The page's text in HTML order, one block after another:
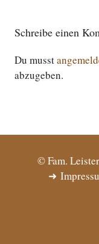
Schreibe einen
Du musst
abzugeben.
© Fam.
➜